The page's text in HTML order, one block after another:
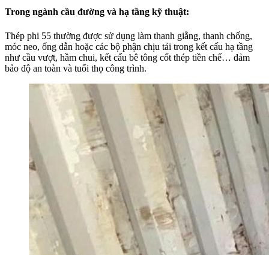
Trong ngành cầu đường và hạ tầng kỹ thuật:
Thép phi 55 thường được sử dụng làm thanh giằng, thanh chống,
móc neo, ống dẫn hoặc các bộ phận chịu tải trong kết cấu hạ tầng
như cầu vượt, hầm chui, kết cấu bê tông cốt thép tiền chế… đảm
bảo độ an toàn và tuổi thọ công trình.